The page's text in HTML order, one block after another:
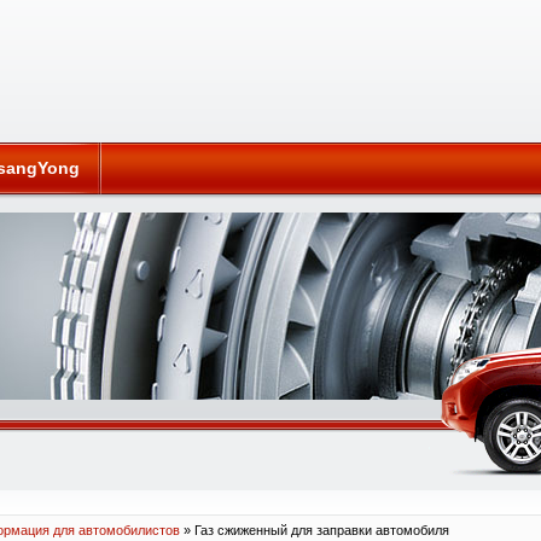
для автомобилистов» Газ сжиженный для заправки автомобиля